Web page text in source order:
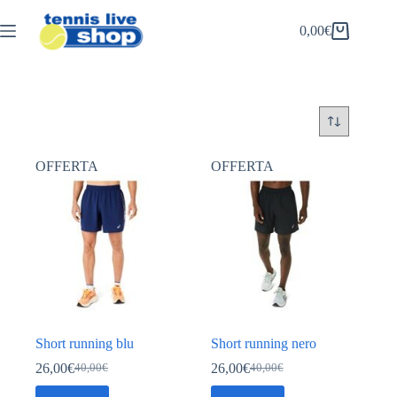
al
contenuto
Carrello
0,00€
OFFERTA
Short running blu
40,00€
Il
prezzo
26,00€Il
prezzo
Questo
OFFERTA
Short running nero
40,00€
Il
prezzo
26,00€Il
prezzo
Questo